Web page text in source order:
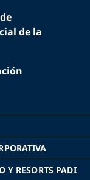
de la
Y RESORTS PADI